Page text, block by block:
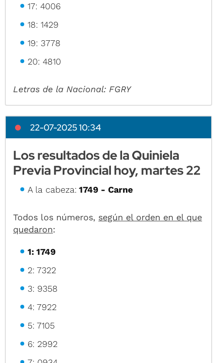
17: 4006
18: 1429
19: 3778
20: 4810
Letras de la Nacional: FGRY
22-07-2025 10:34
Los resultados de la Quiniela
Previa Provincial hoy, martes 22
A la cabeza: 1749 - Carne
Todos los números, según el orden en el que
quedaron:
1: 1749
2: 7322
3: 9358
4: 7922
5: 7105
6: 2992